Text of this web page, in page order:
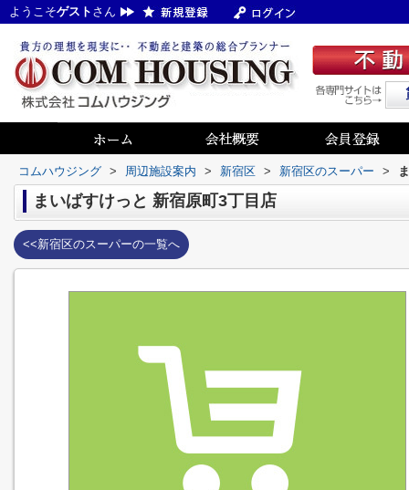
ようこそゲスト さん
コムハウジング > 周辺施設案内 > 新宿区 > 新宿区のスーパー >
まいばすけっと 新宿原町3丁目店
<<新宿区のスーパーの一覧へ